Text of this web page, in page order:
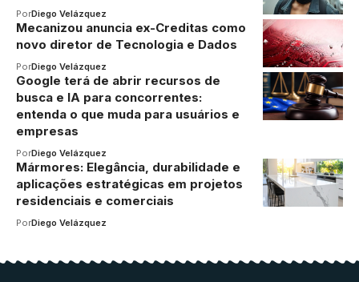
PorDiego Velázquez
Mecanizou anuncia ex-Creditas como
novo diretor de Tecnologia e Dados
PorDiego Velázquez
Google terá de abrir recursos de
busca e IA para concorrentes:
entenda o que muda para usuários e
empresas
PorDiego Velázquez
Mármores: Elegância, durabilidade e
aplicações estratégicas em projetos
residenciais e comerciais
PorDiego Velázquez